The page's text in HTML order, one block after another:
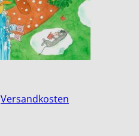
Versandkosten